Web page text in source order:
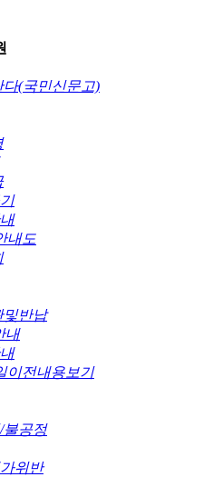
(국민신문고)
내도
및반납
내
이전내용보기
불공정
위반